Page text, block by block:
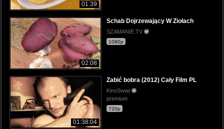
01:39
02:08
Schab Dojrzewający W Ziołach
SZAMANIE.TV
1080p
01:38:04
Zabić bobra (2012) Cały Film PL
KinoSwiat
premium
720p